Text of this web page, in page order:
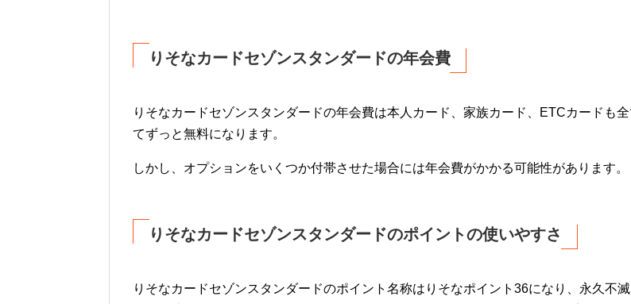
りそなカードセゾンスタンダードの年会費
りそなカードセゾンスタンダードの年会費は本人カード、家族カード、ETCカードも
てずっと無料になります。
しかし、オプションをいくつか付帯させた場合には年会費がかかる可能性があります。
りそなカードセゾンスタンダードのポイントの使いやすさ
りそなカードセゾンスタンダードのポイント名称はりそなポイント36になり、永久不